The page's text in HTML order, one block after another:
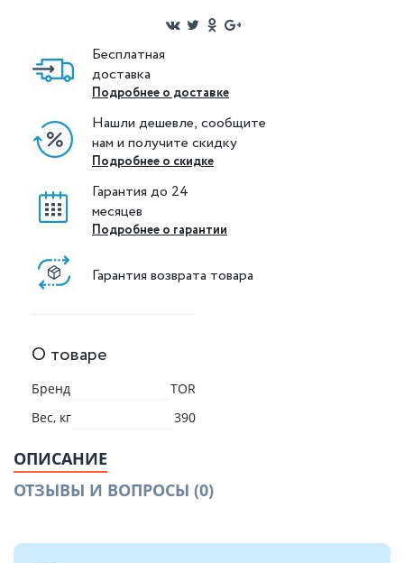
Бесплатная
доставка
Подробнее о доставке
Нашли дешевле, сообщите
нам и получите скидку
Подробнее о скидке
Гарантия до 24
месяцев
Подробнее о гарантии
Гарантия возврата товара
О товаре
Бренд
TOR
Вес, кг
390
ОПИСАНИЕ
ОТЗЫВЫ И ВОПРОСЫ (0)